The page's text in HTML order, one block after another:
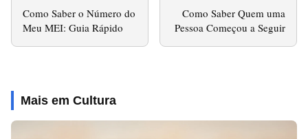
Como Saber o Número do
Meu MEI: Guia Rápido
Como Saber Quem uma
Pessoa Começou a Seguir
Mais em Cultura